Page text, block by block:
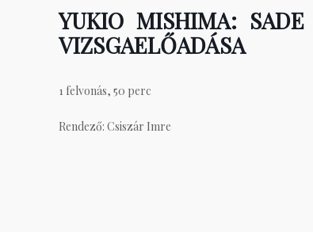
YUKIO MISHIMA:
VIZSGAELŐADÁSA
1 felvonás, 50 perc
Rendező: Csiszár Imre